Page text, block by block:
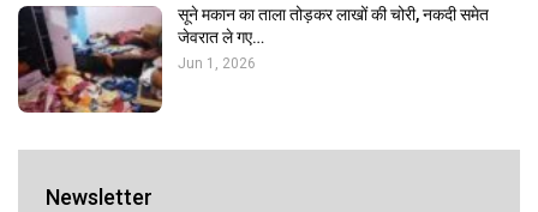
सूने मकान का ताला तोड़कर लाखों की चोरी, नकदी समेत
जेवरात ले गए…
Jun 1, 2026
Newsletter